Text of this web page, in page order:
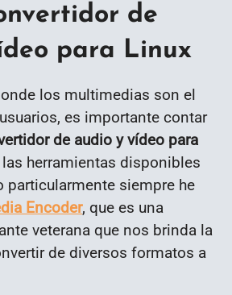
de
para Linux
los multimedias son el
es importante contar
de audio y vídeo para
herramientas disponibles
particularmente siempre he
Encoder, que es una
veterana que nos brinda la
de diversos formatos a